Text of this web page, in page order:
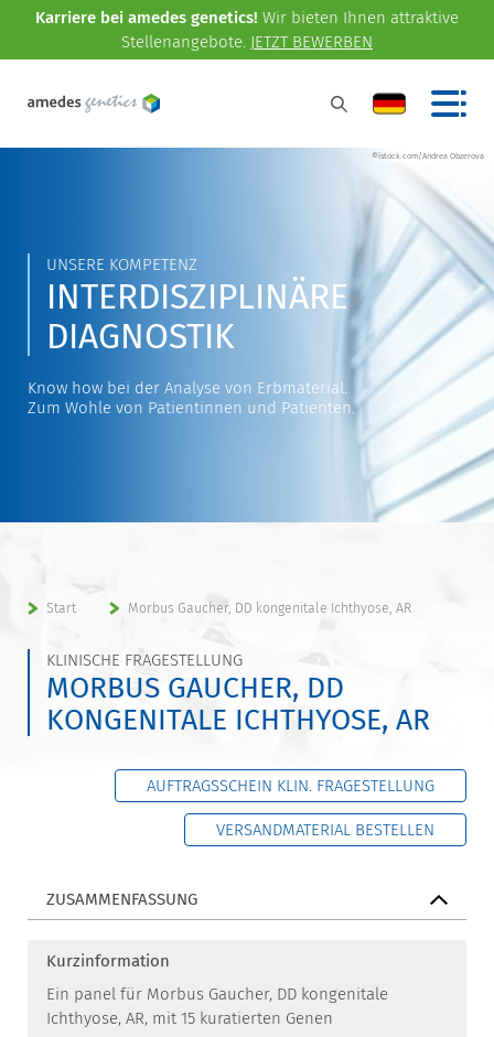
Karriere bei amedes genetics! Wir bieten Ihnen attraktive
Stellenangebote. JETZT BEWERBEN
©istock.com/Andrea Obzerova
UNSERE KOMPETENZ
INTERDISZIPLINÄRE
DIAGNOSTIK
Know how bei der Analyse von Erbmaterial.
Zum Wohle von Patientinnen und Patienten.
Start Morbus Gaucher, DD kongenitale Ichthyose, AR
KLINISCHE FRAGESTELLUNG
MORBUS GAUCHER, DD
KONGENITALE ICHTHYOSE, AR
AUFTRAGSSCHEIN KLIN. FRAGESTELLUNG
VERSANDMATERIAL BESTELLEN
ZUSAMMENFASSUNG
Kurzinformation
Ein panel für Morbus Gaucher, DD kongenitale
Ichthyose, AR, mit 15 kuratierten Genen